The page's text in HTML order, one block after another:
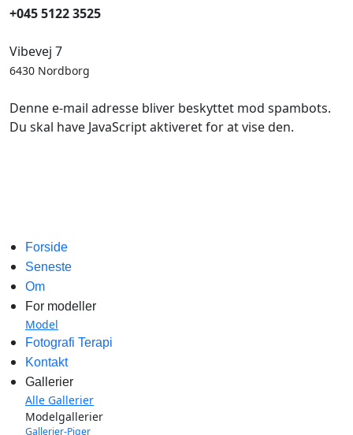
+045 5122 3525
Vibevej 7
6430 Nordborg
Denne e-mail adresse bliver beskyttet mod spambots.
Du skal have JavaScript aktiveret for at vise den.
Forside
Seneste
Om
For modeller
Model
Fotografi Terapi
Kontakt
Gallerier
Alle Gallerier
Modelgallerier
Gallerier-Piger